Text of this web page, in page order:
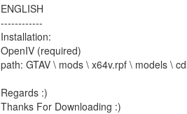
ENGLISH
------------
Installation:
OpenIV (required)
path: GTAV \ mods \ x64v.rpf \ models \
Regards :)
Thanks For Downloading :)